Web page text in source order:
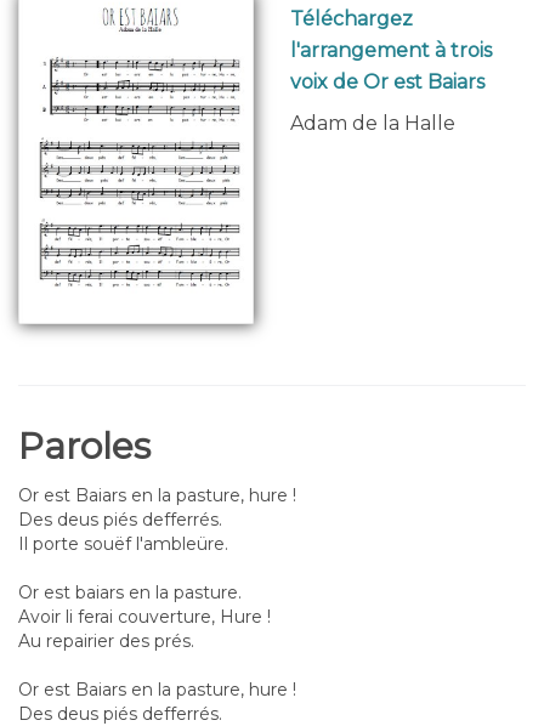
Téléchargez
l'arrangement à trois
voix de Or est Baiars
Adam de la Halle
Paroles
Or est Baiars en la pasture, hure !
Des deus piés defferrés.
Il porte souëf l'ambleüre.
Or est baiars en la pasture.
Avoir li ferai couverture, Hure !
Au repairier des prés.
Or est Baiars en la pasture, hure !
Des deus piés defferrés.